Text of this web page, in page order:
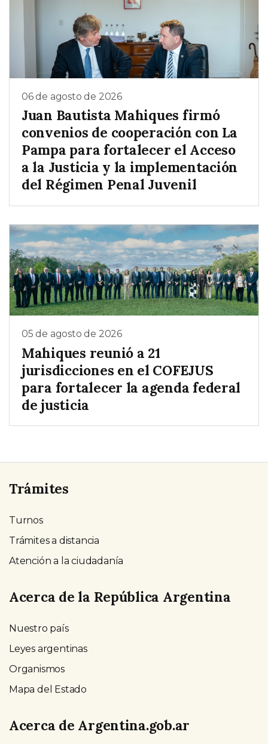
06 de agosto de 2026
Juan Bautista Mahiques firmó
convenios de cooperación con La
Pampa para fortalecer el Acceso
a la Justicia y la implementación
del Régimen Penal Juvenil
05 de agosto de 2026
Mahiques reunió a 21
jurisdicciones en el COFEJUS
para fortalecer la agenda federal
de justicia
Trámites
Turnos
Trámites a distancia
Atención a la ciudadanía
Acerca de la República Argentina
Nuestro país
Leyes argentinas
Organismos
Mapa del Estado
Acerca de Argentina.gob.ar